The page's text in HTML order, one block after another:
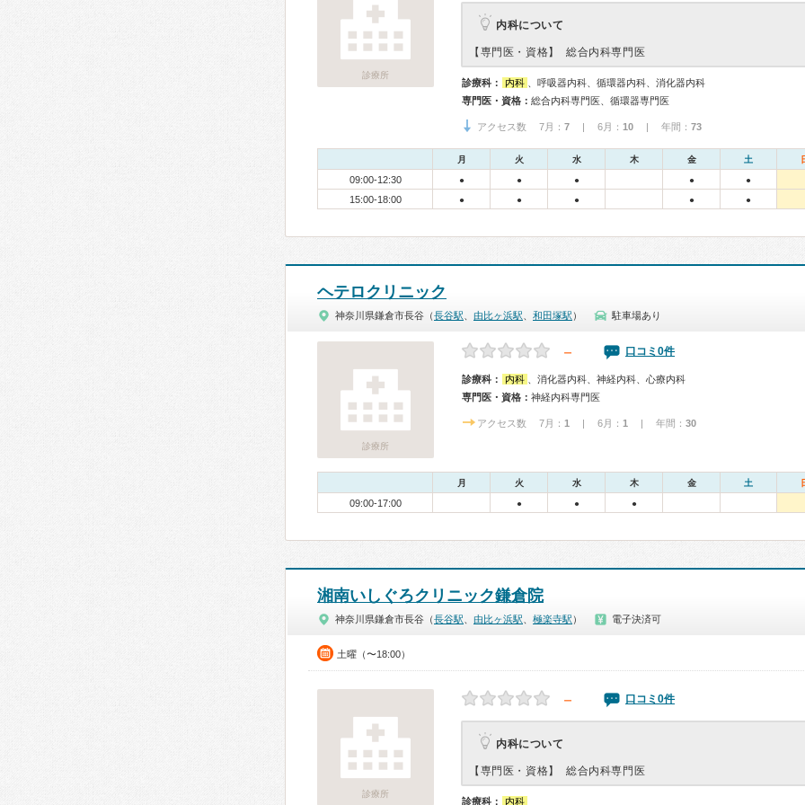
診療所
内科について
【専門医・資格】 総合内科専門医
診療科： 内科
、呼吸器内科、循環器内科、消化器内科
専門医・資格： 総合内科専門医、循環器専門医
アクセス数 7月： 7 | 6月： 10 | 年間： 73
月 火 水 木 金 土
09:00-12:30 ● ● ● ● ●
15:00-18:00 ● ● ● ● ●
ヘテロクリニック
神奈川県鎌倉市長谷（長谷駅 由比ヶ浜駅 和田塚駅 ） 駐車場あり
診療所
－ 口コミ0件
診療科： 内科
、消化器内科、神経内科、心療内科
専門医・資格： 神経内科専門医
アクセス数 7月： 1 | 6月： 1 | 年間： 30
月 火 水 木 金 土
09:00-17:00 ● ● ●
湘南いしぐろクリニック鎌倉院
神奈川県鎌倉市長谷（長谷駅 由比ヶ浜駅 極楽寺駅 ） 電子決済可
土曜（〜18:00）
診療所
－ 口コミ0件
内科について
【専門医・資格】 総合内科専門医
診療科： 内科